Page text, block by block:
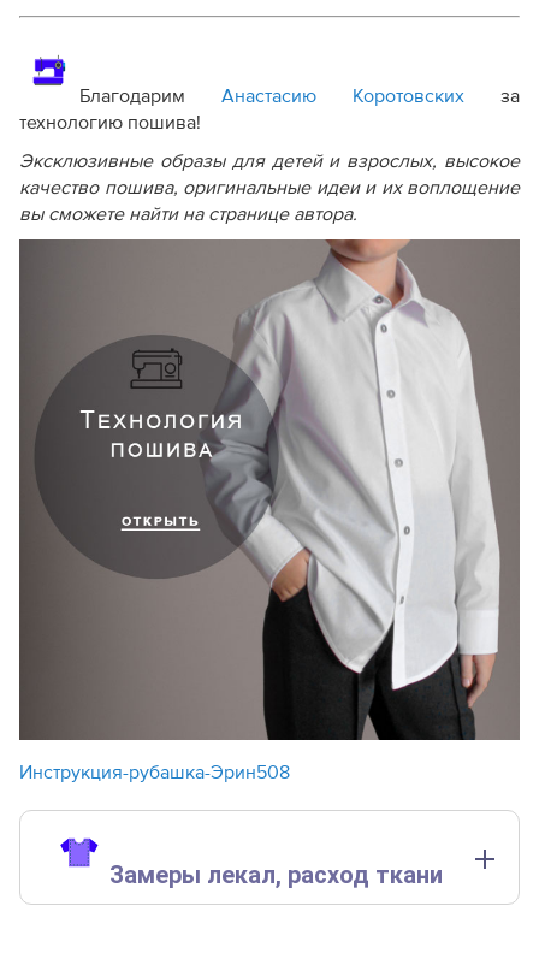
Благодарим Анастасию Коротовских за
технологию пошива!
Эксклюзивные образы для детей и взрослых, высокое
качество пошива, оригинальные идеи и их воплощение
вы сможете найти на странице автора.
Инструкция-рубашка-Эрин508
Замеры лекал, расход ткани